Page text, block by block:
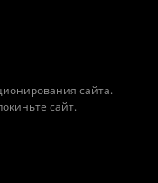
сайта.
сайт.